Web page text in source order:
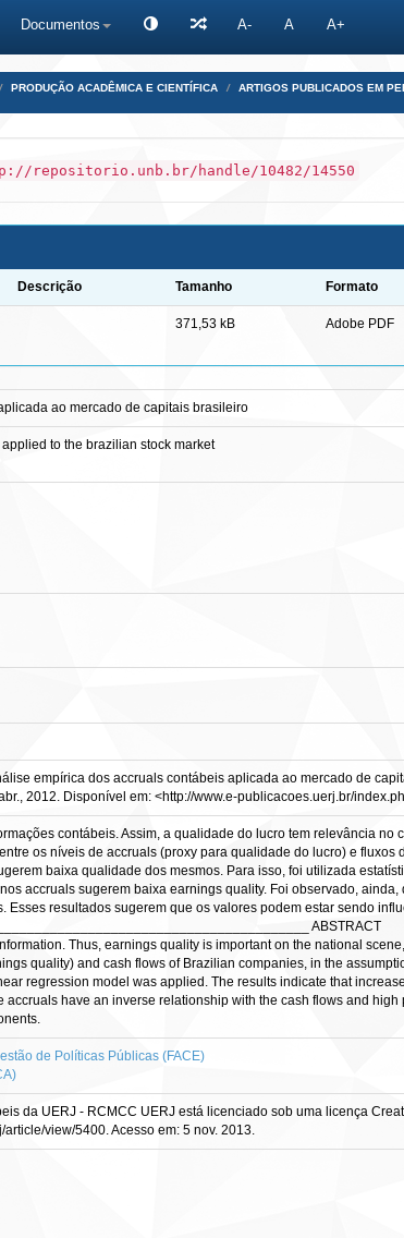
Documentos A- A A+
PRODUÇÃO ACADÊMICA E CIENTÍFICA ARTIGOS PUBLICADOS EM
repositorio.unb.br/handle/10482/14550
Descrição Tamanho Formato
371,53 kB Adobe PDF
ao mercado de capitais brasileiro
to the brazilian stock market
empírica dos accruals contábeis aplicada ao mercado de
2012. Disponível em: <http://www.e-publicacoes.uerj.br/
contábeis. Assim, a qualidade do lucro tem relevância
os níveis de accruals (proxy para qualidade do lucro) e
baixa qualidade dos mesmos. Para isso, foi utilizada
accruals sugerem baixa earnings quality. Foi observado,
Esses resultados sugerem que os valores podem estar sendo
ABSTRACT
Thus, earnings quality is important on the national
quality) and cash flows of Brazilian companies, in the
regression model was applied. The results indicate that
have an inverse relationship with the cash flows and
de Políticas Públicas (FACE)
da UERJ - RCMCC UERJ está licenciado sob uma licença
view/5400. Acesso em: 5 nov. 2013.